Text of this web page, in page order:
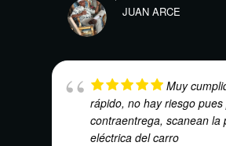
JUAN ARCE
Muy
rápido, no hay riesgo
contraentrega, scanean la
eléctrica del carro